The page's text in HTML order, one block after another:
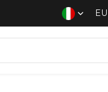
Spedizione veloce e